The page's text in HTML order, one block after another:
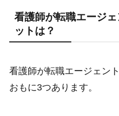
看護師が転職エージ
ットは？
看護師が転職エージェン
おもに3つあります。